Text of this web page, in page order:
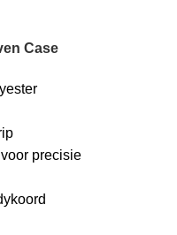
Case
precisie